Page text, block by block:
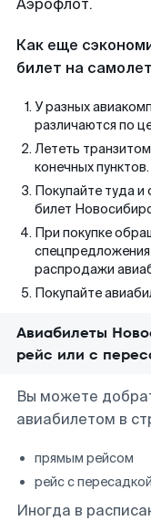
Аэрофлот.
Как еще
билет на
У разных
различаются по
Лететь
конечных пунктов.
Покупайте туда и
билет
При покупке
спецпредложения
распродажи
Покупайте
Авиабилеты
рейс или с
Вы можете
авиабилетом в
прямым рейсом
рейс с пересадкой
Иногда в